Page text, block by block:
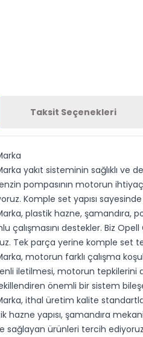
Taksit Seçenekleri
yakıt sisteminin sağlıklı
pompasının motorun
Komple set yapısı
plastik hazne,
destekler. Biz
Tek parça yerine komple set
motorun farklı çalışma
iletilmesi, motorun
önemli bir sistem
ithal üretim kalite
hazne yapısı, şamandıra
sağlayan ürünleri tercih